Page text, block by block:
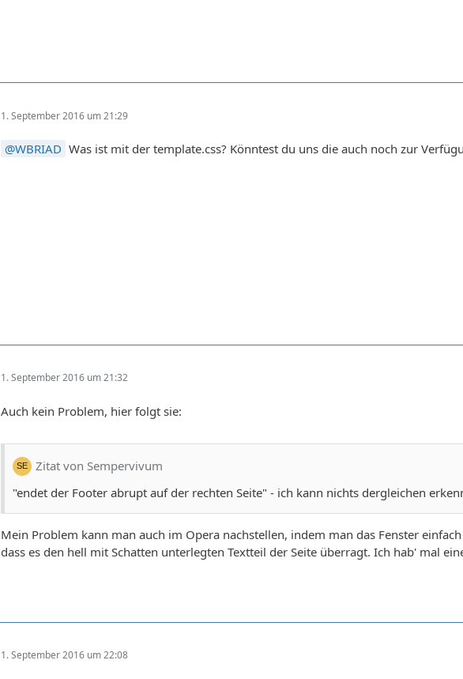
1. September 2016 um 21:29
WBRIAD Was ist mit der template.css? Könntest du uns die auch noch zur
1. September 2016 um 21:32
Auch kein Problem, hier folgt sie:
Zitat von Sempervivum
"endet der Footer abrupt auf der rechten Seite" - ich kann nichts dergleichen
Mein Problem kann man auch im Opera nachstellen, indem man das Fenster
dass es den hell mit Schatten unterlegten Textteil der Seite überragt. Ich hab' mal
1. September 2016 um 22:08